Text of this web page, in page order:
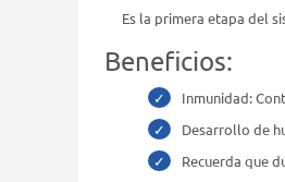
Es la primera etapa del
Beneficios:
Inmunidad:
Desarrollo de
Recuerda que